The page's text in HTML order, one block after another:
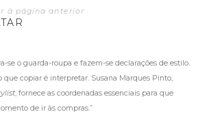
à página anterior
se o guarda-roupa e fazem-se declarações de estilo.
que copiar é interpretar. Susana Marques Pinto,
, fornece as coordenadas essenciais para que
de ir às compras.”